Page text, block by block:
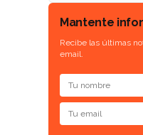
Mantente
Recibe las últimas
email.